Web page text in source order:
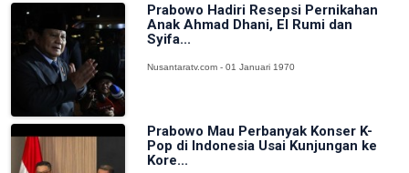
Prabowo Hadiri Resepsi Pernikahan
Anak Ahmad Dhani, El Rumi dan
Syifa...
Nusantaratv.com - 01 Januari 1970
Prabowo Mau Perbanyak Konser K-
Pop di Indonesia Usai Kunjungan ke
Kore...